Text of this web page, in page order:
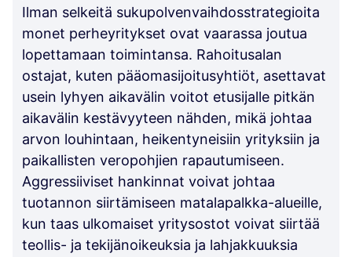
Ilman selkeitä sukupolvenvaihdosstrategioita
monet perheyritykset ovat vaarassa joutua
lopettamaan toimintansa. Rahoitusalan
ostajat, kuten pääomasijoitusyhtiöt, asettavat
usein lyhyen aikavälin voitot etusijalle pitkän
aikavälin kestävyyteen nähden, mikä johtaa
arvon louhintaan, heikentyneisiin yrityksiin ja
paikallisten veropohjien rapautumiseen.
Aggressiiviset hankinnat voivat johtaa
tuotannon siirtämiseen matalapalkka-alueille,
kun taas ulkomaiset yritysostot voivat siirtää
teollis- ja tekijänoikeuksia ja lahjakkuuksia